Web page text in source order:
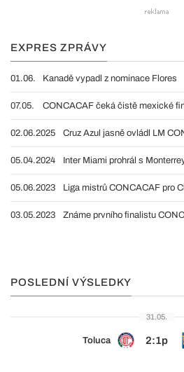
EXPRES ZPRÁVY
01.06. Kanadě vypadl z nominace Flores
07.05. CONCACAF čeká čistě mexické
02.06.2025 Cruz Azul jasně ovládl LM
05.04.2024 Inter Miami prohrál s
05.06.2023 Liga mistrů CONCACAF pro
03.05.2023 Známe prvního finalistu
POSLEDNÍ VÝSLEDKY
31.05.
Toluca 2:1p